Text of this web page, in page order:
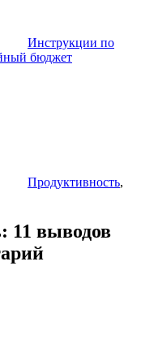
Инструкции по
бюджет
Продуктивность,
11 выводов